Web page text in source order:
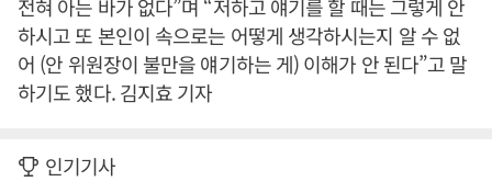
전혀 아는 바가 없다”며 “저하고 얘기를 할 때는 그렇게 안
하시고 또 본인이 속으로는 어떻게 생각하시는지 알 수 없
어 (안 위원장이 불만을 얘기하는 게) 이해가 안 된다”고 말
하기도 했다. 김지효 기자
인기기사